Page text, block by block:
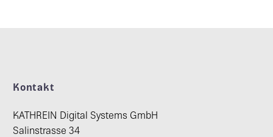
Kontakt
KATHREIN Digital Systems GmbH
Salinstrasse 34